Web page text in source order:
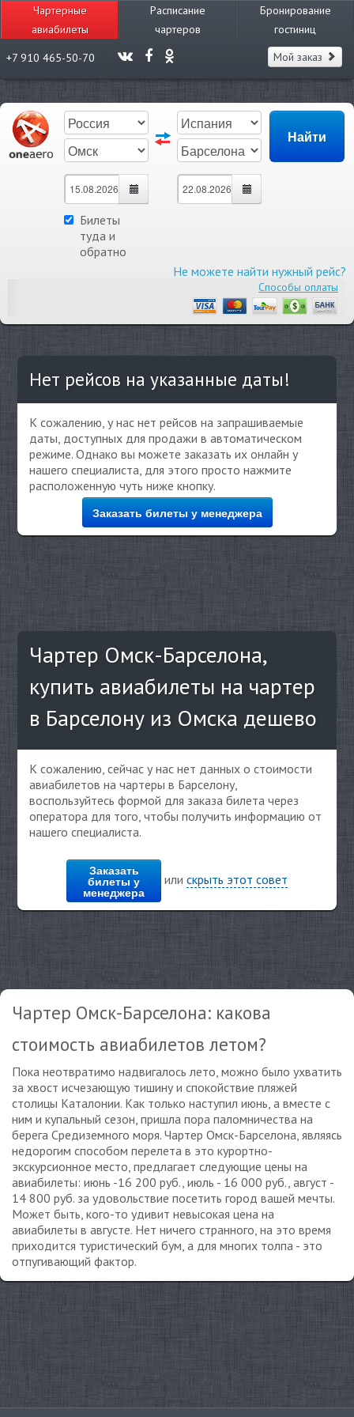
Чартерные
авиабилеты
Расписание
чартеров
Бронирование
гостиниц
+7 910 465-50-70
Мой заказ
Билеты
туда и
обратно
Не можете найти нужный рейс?
Способы оплаты
Нет рейсов на указанные даты!
К сожалению, у нас нет рейсов на запрашиваемые
даты, доступных для продажи в автоматическом
режиме. Однако вы можете заказать их онлайн у
нашего специалиста, для этого просто нажмите
расположенную чуть ниже кнопку.
Заказать билеты у менеджера
Чартер Омск-Барселона,
купить авиабилеты на чартер
в Барселону из Омска дешево
К сожалению, сейчас у нас нет данных о стоимости
авиабилетов на чартеры в Барселону,
воспользуйтесь формой для заказа билета через
оператора для того, чтобы получить информацию от
нашего специалиста.
Заказать
билеты у
менеджера
или скрыть этот совет
Чартер Омск-Барселона: какова
стоимость авиабилетов летом?
Пока неотвратимо надвигалось лето, можно было ухватить
за хвост исчезающую тишину и спокойствие пляжей
столицы Каталонии. Как только наступил июнь, а вместе с
ним и купальный сезон, пришла пора паломничества на
берега Средиземного моря. Чартер Омск-Барселона, являясь
недорогим способом перелета в это курортно-
экскурсионное место, предлагает следующие цены на
авиабилеты: июнь -16 200 руб., июль - 16 000 руб., август -
14 800 руб. за удовольствие посетить город вашей мечты.
Может быть, кого-то удивит невысокая цена на
авиабилеты в августе. Нет ничего странного, на это время
приходится туристический бум, а для многих толпа - это
отпугивающий фактор.